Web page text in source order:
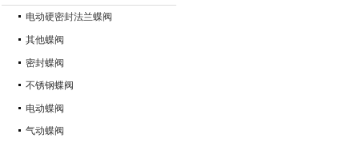
电动硬密封法兰蝶阀
其他蝶阀
密封蝶阀
不锈钢蝶阀
电动蝶阀
气动蝶阀